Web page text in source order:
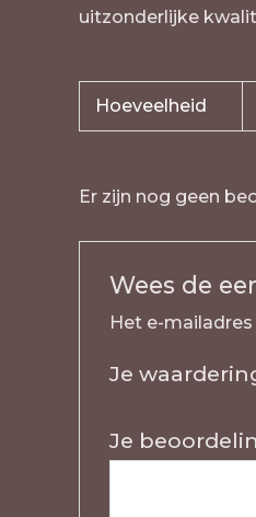
uitzonderlijke
Hoeveelheid
Er zijn nog geen
Wees de
Het e-
Je
Je